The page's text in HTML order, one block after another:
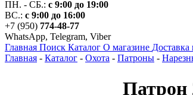
ПН. - СБ.: с 9:00 до 19:00
ВС.: с 9:00 до 16:00
+7 (950) 774-48-77
WhatsApp, Telegram, Viber
Главная Поиск Каталог О магазине Доставка
Главная - Каталог - Охота - Патроны -
Патрон